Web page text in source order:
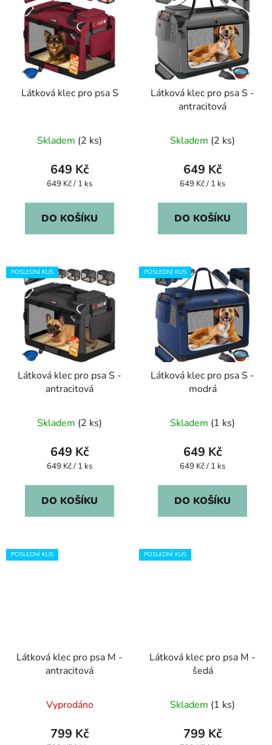
Látková klec pro psa S
hodnocení
produktu
je
z
Skladem (2 ks)
649 Kč
Měrná
649 Kč / 1 ks
DO KOŠÍKU
Látková klec pro psa S -
antracitová
Skladem (2 ks)
649 Kč
Měrná
649 Kč / 1 ks
DO KOŠÍKU
POSLEDNÍ KUS
Látková klec pro psa S -
antracitová
Skladem (2 ks)
649 Kč
Měrná
649 Kč / 1 ks
DO KOŠÍKU
POSLEDNÍ KUS
Látková klec pro psa S -
modrá
Skladem (1 ks)
649 Kč
Měrná
649 Kč / 1 ks
DO KOŠÍKU
POSLEDNÍ KUS
Látková klec pro psa M -
antracitová
Vyprodáno
799 Kč
POSLEDNÍ KUS
Látková klec pro psa M -
šedá
Skladem (1 ks)
799 Kč